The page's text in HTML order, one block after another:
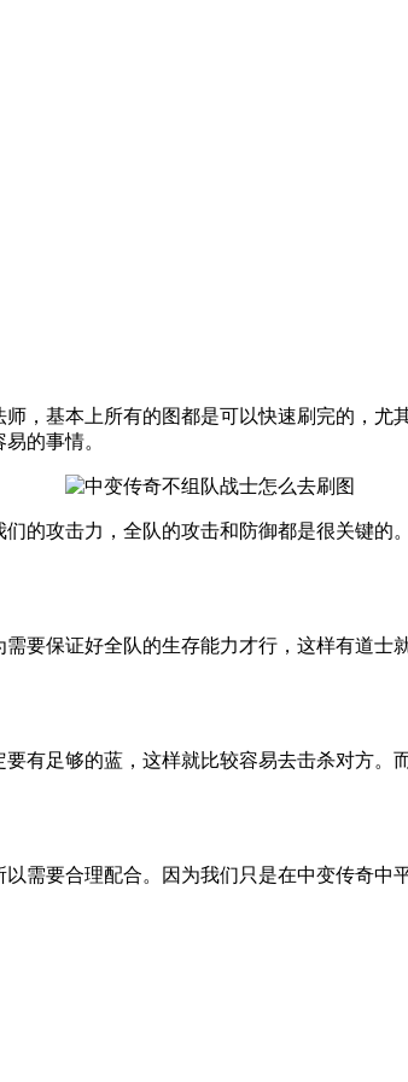
，基本上所有的图都是可以快速刷完的，尤
的事情。
的攻击力，全队的攻击和防御都是很关键
要保证好全队的生存能力才行，这样有道士
有足够的蓝，这样就比较容易去击杀对方
需要合理配合。因为我们只是在中变传奇